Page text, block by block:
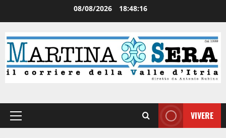
08/08/2026 18:48:17
VIVERE